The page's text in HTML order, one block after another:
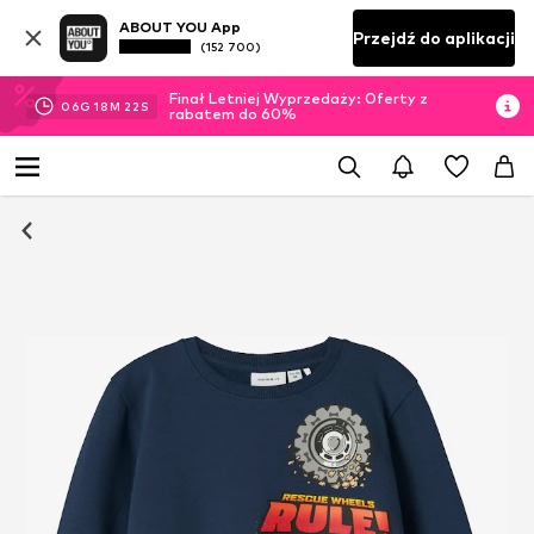
ABOUT YOU App
(152 700) Przejdź do aplikacji
06G 18M 20 S
Finał Letniej Wyprzedaży: Oferty z
rabatem do 60%